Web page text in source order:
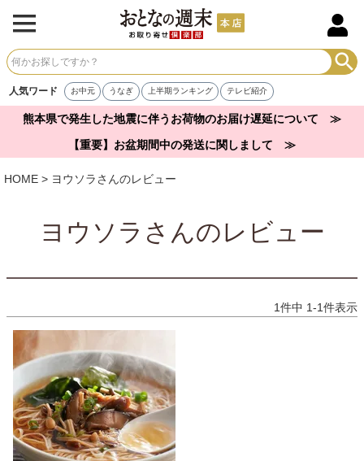
人気ワード お中元 うなぎ 上半期ランキング テレビ紹介
熊本県で発生した地震に伴うお荷物のお届け遅延について ≫
【重要】お盆期間中の発送に関しまして ≫
HOME ヨウソラさんのレビュー
ヨウソラさんのレビュー
1件中 1-1件表示